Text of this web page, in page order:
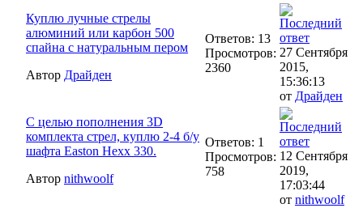
Куплю лучные стрелы
алюминий или карбон 500
спайна с натуральным пером
Автор Драйден
Ответов: 13
Просмотров:
2360
27 Сентября
2015,
15:36:13
от Драйден
С целью пополнения 3D
комплекта стрел, куплю 2-4 б/у
шафта Easton Hexx 330.
Автор nithwoolf
Ответов: 1
Просмотров:
758
12 Сентября
2019,
17:03:44
от nithwoolf